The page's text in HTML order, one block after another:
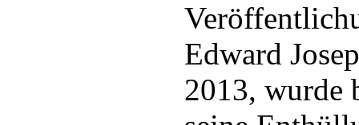
Edward
2013, wurde